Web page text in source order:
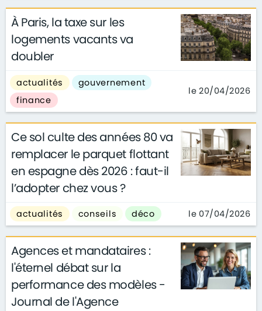
À Paris, la taxe sur les
logements vacants va
doubler
actualités
gouvernement
finance
le 20/04/2026
Ce sol culte des années 80 va
remplacer le parquet flottant
en espagne dès 2026 : faut-il
l’adopter chez vous ?
actualités conseils déco le 07/04/2026
Agences et mandataires :
l'éternel débat sur la
performance des modèles -
Journal de l'Agence